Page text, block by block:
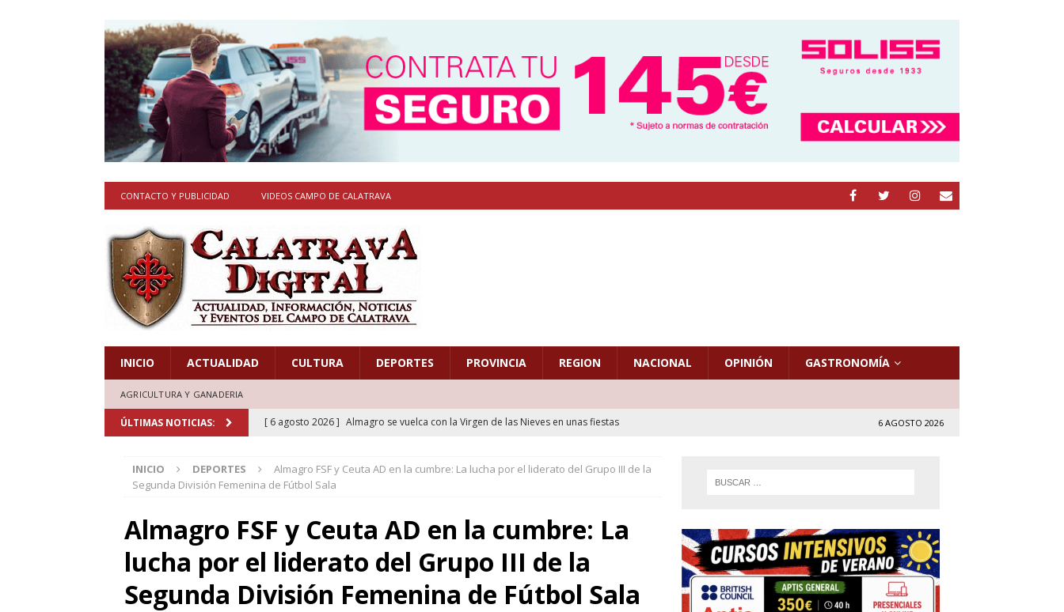
CONTACTO Y PUBLICIDAD VIDEOS CAMPO DE CALATRAVA
INICIO ACTUALIDAD CULTURA DEPORTES PROVINCIA REGION NACIONAL OPINIÓN GASTRONOMÍA
AGRICULTURA Y GANADERIA
ÚLTIMAS NOTICIAS: [ 6 agosto 2026 ] Almagro se vuelca con la Virgen de las Nieves en unas fiestas
[ 5 agosto 2026 ] La XXXIV Marcha Cicloturista “Cristo de la Albahaca” reunirá a los
DEPORTES
[ 5 agosto 2026 ] Las Fiestas del Barrio de Santa María llenarán de tradición, música y
deporte el verano de Bolaños de Calatrava del 14 al 16 de agosto
CULTURA
6 AGOSTO 2026
INICIO DEPORTES
Almagro FSF y Ceuta AD en la cumbre: La lucha por el liderato del Grupo III de la
Segunda División Femenina de Fútbol Sala
Almagro FSF y Ceuta AD en la cumbre: La
lucha por el liderato del Grupo III de la
Segunda División Femenina de Fútbol Sala